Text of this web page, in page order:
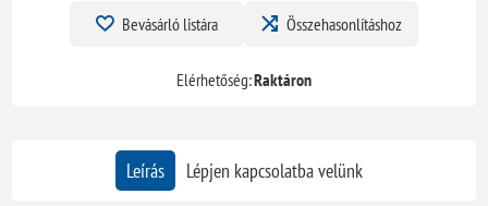
Bevásárló listára Összehasonlításhoz
Elérhetőség:Raktáron
Leírás Lépjen kapcsolatba velünk